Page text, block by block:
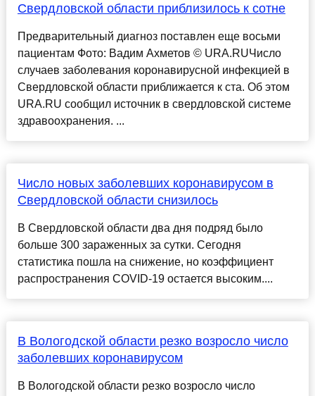
Свердловской области приблизилось к сотне
Предварительный диагноз поставлен еще восьми
пациентам Фото: Вадим Ахметов © URA.RUЧисло
случаев заболевания коронавирусной инфекцией в
Свердловской области приближается к ста. Об этом
URA.RU сообщил источник в свердловской системе
здравоохранения. ...
Число новых заболевших коронавирусом в
Свердловской области снизилось
В Свердловской области два дня подряд было
больше 300 зараженных за сутки. Сегодня
статистика пошла на снижение, но коэффициент
распространения COVID-19 остается высоким....
В Вологодской области резко возросло число
заболевших коронавирусом
В Вологодской области резко возросло число